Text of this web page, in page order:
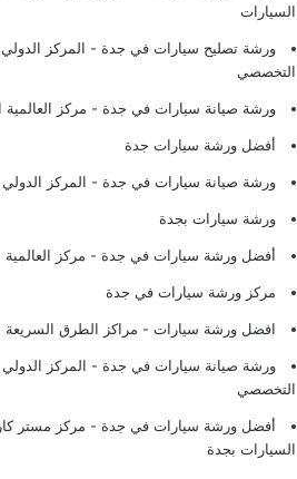
السيارات
ورشة تصليح سيارات في جدة - المركز الدولي
التخصصي
ورشة صيانة سيارات في جدة - مركز
أفضل ورشة سيارات جدة
ورشة صيانة سيارات في جدة - المركز الدولي
ورشة سيارات بجدة
أفضل ورشة سيارات في جدة - مركز العالمية
مركز ورشة سيارات في جدة
افضل ورشة سيارات - مراكز الطرق السريعة
ورشة صيانة سيارات في جدة - المركز الدولي
التخصصي
أفضل ورشة سيارات في جدة - مركز مستر
السيارات بجدة